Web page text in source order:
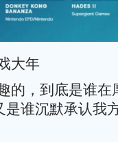
大年
的，到底是谁在
谁沉默承认我